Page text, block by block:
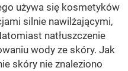
używa się kosmetyków
silnie nawilżającymi,
natłuszczenie
wody ze skóry. Jak
skóry nie znaleziono